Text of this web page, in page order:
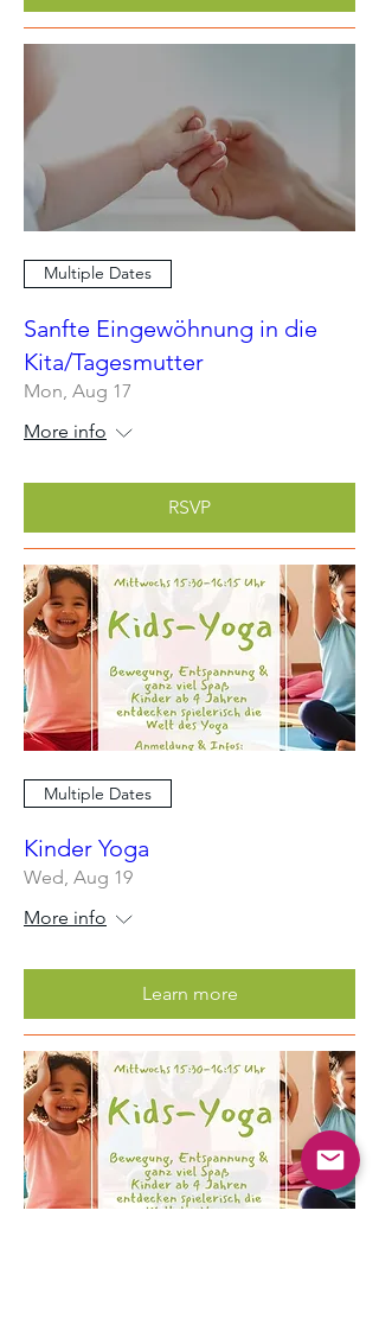
Multiple Dates
Sanfte Eingewöhnung in die
Kita/Tagesmutter
Mon, Aug 17
More info
RSVP
Multiple Dates
Kinder Yoga
Wed, Aug 19
More info
Learn more